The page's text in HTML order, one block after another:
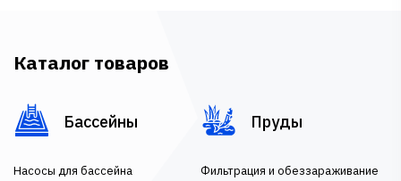
Каталог товаров
Бассейны
Насосы для бассейна
Пруды
Фильтрация и обеззараживание